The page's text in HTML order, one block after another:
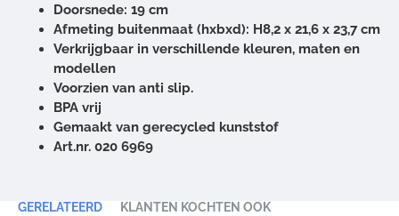
Doorsnede: 19 cm
Afmeting buitenmaat (hxbxd): H8,2 x 21,6 x 23,7 cm
Verkrijgbaar in verschillende kleuren, maten en
modellen
Voorzien van anti slip.
BPA vrij
Gemaakt van gerecycled kunststof
Art.nr. 020 6969
GERELATEERD KLANTEN KOCHTEN OOK